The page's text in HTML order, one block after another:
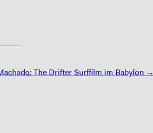
The Drifter Surffilm im Babylon →